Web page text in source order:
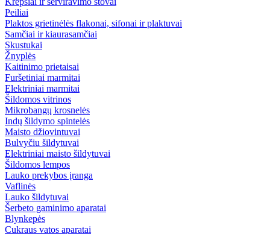
Peiliai
Plaktos grietinėlės flakonai, sifonai ir plaktuvai
Samčiai ir kiaurasamčiai
Skustukai
Žnyplės
Kaitinimo prietaisai
Furšetiniai marmitai
Elektriniai marmitai
Šildomos vitrinos
Mikrobangų krosnelės
Indų šildymo spintelės
Maisto džiovintuvai
Bulvyčiu šildytuvai
Elektriniai maisto šildytuvai
Šildomos lempos
Lauko prekybos įranga
Vaflinės
Lauko šildytuvai
Šerbeto gaminimo aparatai
Blynkepės
Cukraus vatos aparatai